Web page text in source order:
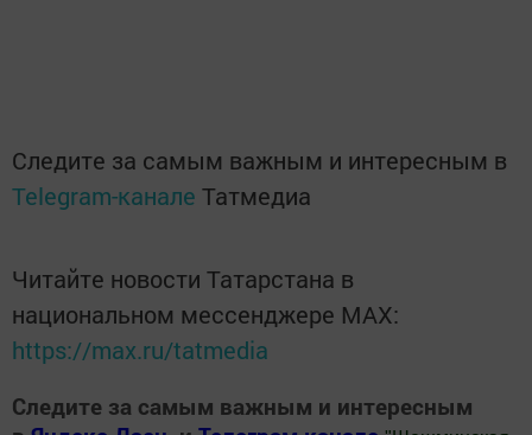
Следите за самым важным и интересным в
Telegram-канале Татмедиа
Читайте новости Татарстана в
национальном мессенджере MАХ:
https://max.ru/tatmedia
Следите за самым важным и интересным